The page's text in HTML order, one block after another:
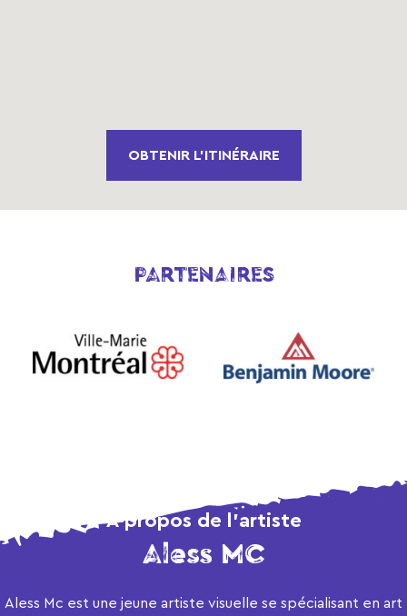
OBTENIR L'ITINÉRAIRE
PARTENAIRES
À propos de l’artiste
Aless MC
Aless Mc est une jeune artiste visuelle se spécialisant en art